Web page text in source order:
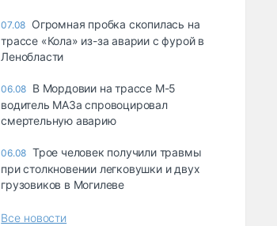
07.08 Огромная пробка скопилась на
трассе «Кола» из-за аварии с фурой в
Ленобласти
06.08 В Мордовии на трассе М-5
водитель МАЗа спровоцировал
смертельную аварию
06.08 Трое человек получили травмы
при столкновении легковушки и двух
грузовиков в Могилеве
Все новости